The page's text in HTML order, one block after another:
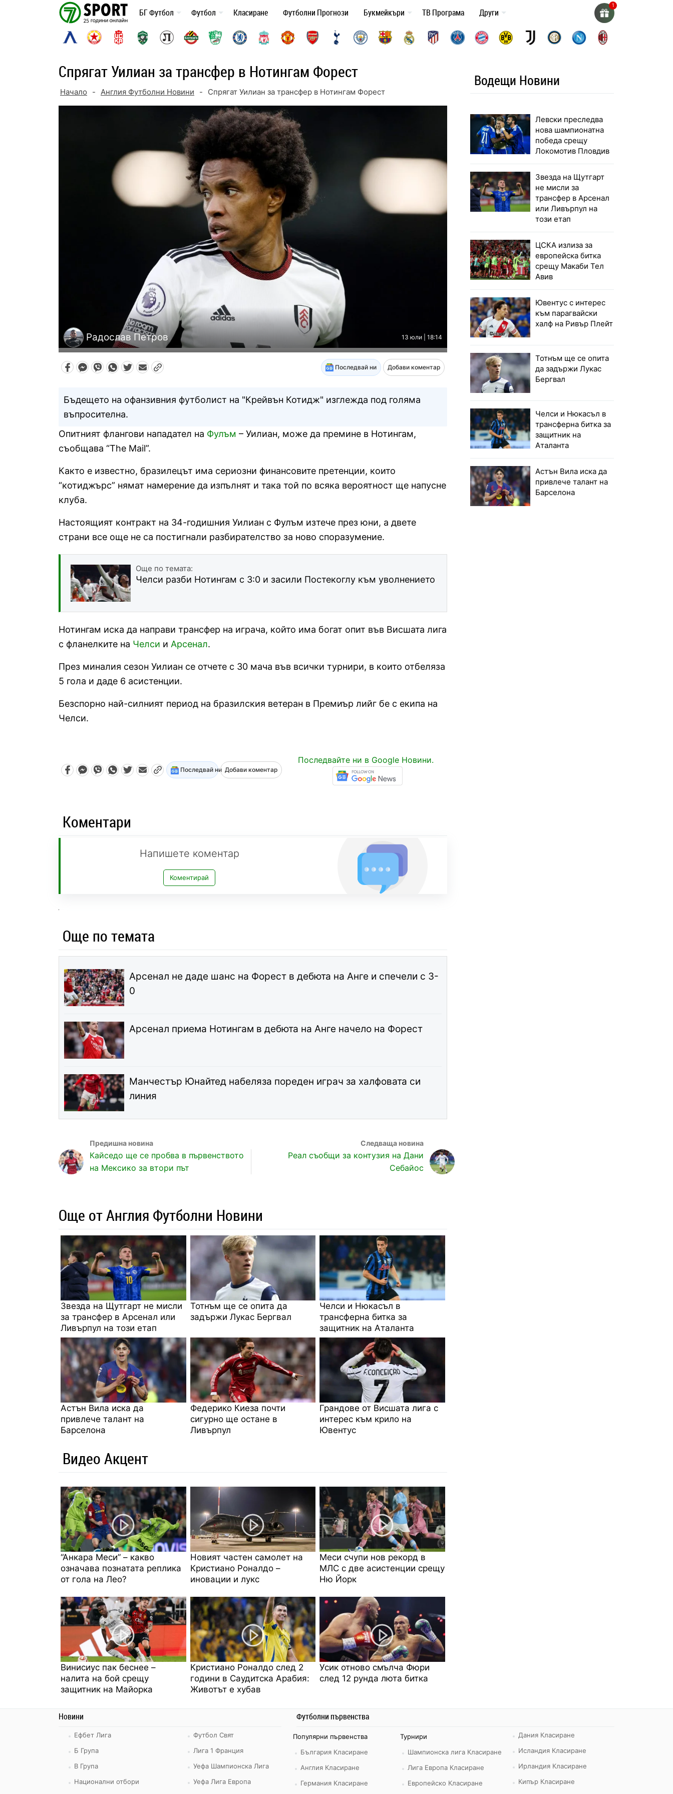
БГ Футбол Футбол Класиране Футболни Прогнози Букмейкъри ТВ Програма Други
Спрягат Уилиан за трансфер в Нотингам Форест
Начало - Англия Футболни Новини - Спрягат Уилиан за трансфер в Нотингам Форест
Радослав Петров 13 юли | 18:14
Последвай ни Добави коментар
Бъдещето на офанзивния футболист на "Крейвън Котидж" изглежда под голяма
въпросителна.
Опитният флангови нападател на Фулъм – Уилиан, може да премине в Нотингам,
съобщава “The ​​Mail”.
Както е известно, бразилецът има сериозни финансовите претенции, които
“котиджърс” нямат намерение да изпълнят и така той по всяка вероятност ще напусне
клуба.
Настоящият контракт на 34-годишния Уилиан с Фулъм изтече през юни, а двете
страни все още не са постигнали разбирателство за ново споразумение.
Още по темата:
Челси разби Нотингам с 3:0 и засили Постекоглу към уволнението
Нотингам иска да направи трансфер на играча, който има богат опит във Висшата лига
с фланелките на Челси и Арсенал.
През миналия сезон Уилиан се отчете с 30 мача във всички турнири, в които отбеляза
5 гола и даде 6 асистенции.
Безспорно най-силният период на бразилския ветеран в Премиър лийг бе с екипа на
Челси.
Последвай ни Добави коментар
Последвайте ни в Google Новини.
Коментари
Напишете коментар
Коментирай
Още по темата
Арсенал не даде шанс на Форест в дебюта на Анге и спечели с 3-
0
Арсенал приема Нотингам в дебюта на Анге начело на Форест
Манчестър Юнайтед набеляза пореден играч за халфовата си
линия
Кайседо ще се пробва в първенството
на Мексико за втори път
Реал съобщи за контузия на Дани
Себайос
Още от Англия Футболни Новини
Звезда на Щутгарт не мисли
за трансфер в Арсенал или
Ливърпул на този етап
Тотнъм ще се опита да
задържи Лукас Бергвал
Челси и Нюкасъл в
трансферна битка за
защитник на Аталанта
Астън Вила иска да
привлече талант на
Барселона
Федерико Киеза почти
сигурно ще остане в
Ливърпул
Грандове от Висшата лига с
интерес към крило на
Ювентус
Видео Акцент
“Анкара Меси” – какво
означава познатата реплика
от гола на Лео?
Новият частен самолет на
Кристиано Роналдо –
иновации и лукс
Меси счупи нов рекорд в
МЛС с две асистенции срещу
Ню Йорк
Винисиус пак беснее –
налита на бой срещу
защитник на Майорка
Кристиано Роналдо след 2
години в Саудитска Арабия:
Животът е хубав
Усик отново смълча Фюри
след 12 рунда люта битка
Водещи Новини
Левски преследва
нова шампионатна
победа срещу
Локомотив Пловдив
Звезда на Щутгарт
не мисли за
трансфер в Арсенал
или Ливърпул на
този етап
ЦСКА излиза за
европейска битка
срещу Макаби Тел
Авив
Ювентус с интерес
към парагвайски
халф на Ривър Плейт
Тотнъм ще се опита
да задържи Лукас
Бергвал
Челси и Нюкасъл в
трансферна битка за
защитник на
Аталанта
Астън Вила иска да
привлече талант на
Барселона
Новини
Ефбет Лига
Б Група
В Група
Национални отбори
Футбол Свят
Лига 1 Франция
Уефа Шампионска Лига
Уефа Лига Европа
Футболни първенства
Популярни първенства
България Класиране
Англия Класиране
Германия Класиране
Турнири
Шампионска лига Класиране
Лига Европа Класиране
Европейско Класиране
Дания Класиране
Исландия Класиране
Ирландия Класиране
Кипър Класиране